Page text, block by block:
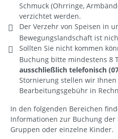
Schmuck (Ohrringe,
verzichtet werden.
Der Verzehr von Speisen in
Bewegungslandschaft ist
Sollten Sie nicht kommen
Buchung bitte mindestens 8
ausschließlich telefonisch
Stornierung stellen wir Ihnen
Bearbeitungsgebühr in
In den folgenden Bereichen
Informationen zur Buchung
Gruppen oder einzelne Kinder.